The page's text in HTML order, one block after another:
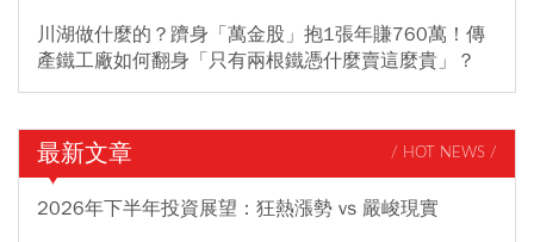
川湖做什麼的？躋身「萬金股」抱1張年賺760萬！傳
產鐵工廠如何翻身「只有兩根鐵憑什麼賣這麼貴」？
最新文章 / HOT NEWS /
2026年下半年投資展望：狂熱漲勢 vs 嚴峻現實